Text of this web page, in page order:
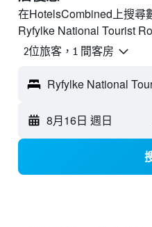
在HotelsCombined上搜尋
Ryfylke National Tourist
2位旅客，1 間客房
Ryfylke National
8月16日 週日